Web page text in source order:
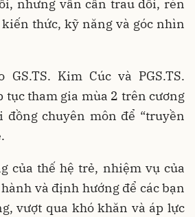
nhưng vẫn cần trau dồi, rèn
thức, kỹ năng và góc nhìn
Kim Cúc và PGS.TS.
tục tham gia mùa 2 trên cương
chuyên môn để “truyền
của thế hệ trẻ, nhiệm vụ của
và định hướng để các bạn
vượt qua khó khăn và áp lực